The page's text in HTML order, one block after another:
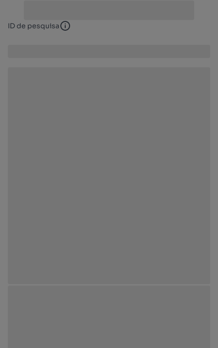
ID de pesquisa ID de pesquisa